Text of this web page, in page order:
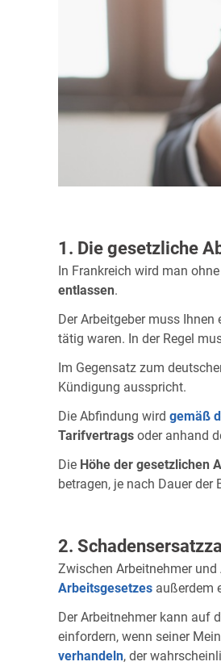
1. Die gesetzliche
In Frankreich wird man
entlassen.
Der Arbeitgeber muss Ihnen
tätig waren. In der Regel
Im Gegensatz zum
Kündigung ausspricht.
Die Abfindung wird gemäß
Tarifvertrags oder anhand
Die Höhe der gesetzlichen
betragen, je nach Dauer der
2.
Zwischen Arbeitnehmer
Arbeitsgesetzes außerdem
Der Arbeitnehmer kann auf
einfordern, wenn seiner
verhandeln, der